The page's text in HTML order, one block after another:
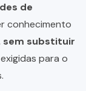
de
conhecimento
sem substituir
exigidas para o